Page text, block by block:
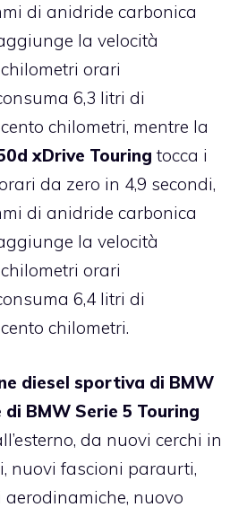
di anidride carbonica
la velocità
orari
6,3 litri di
chilometri, mentre la
xDrive Touring tocca i
da zero in 4,9 secondi,
di anidride carbonica
la velocità
orari
6,4 litri di
chilometri.
diesel sportiva di BMW
BMW Serie 5 Touring
da nuovi cerchi in
nuovi fascioni paraurti,
nuovo